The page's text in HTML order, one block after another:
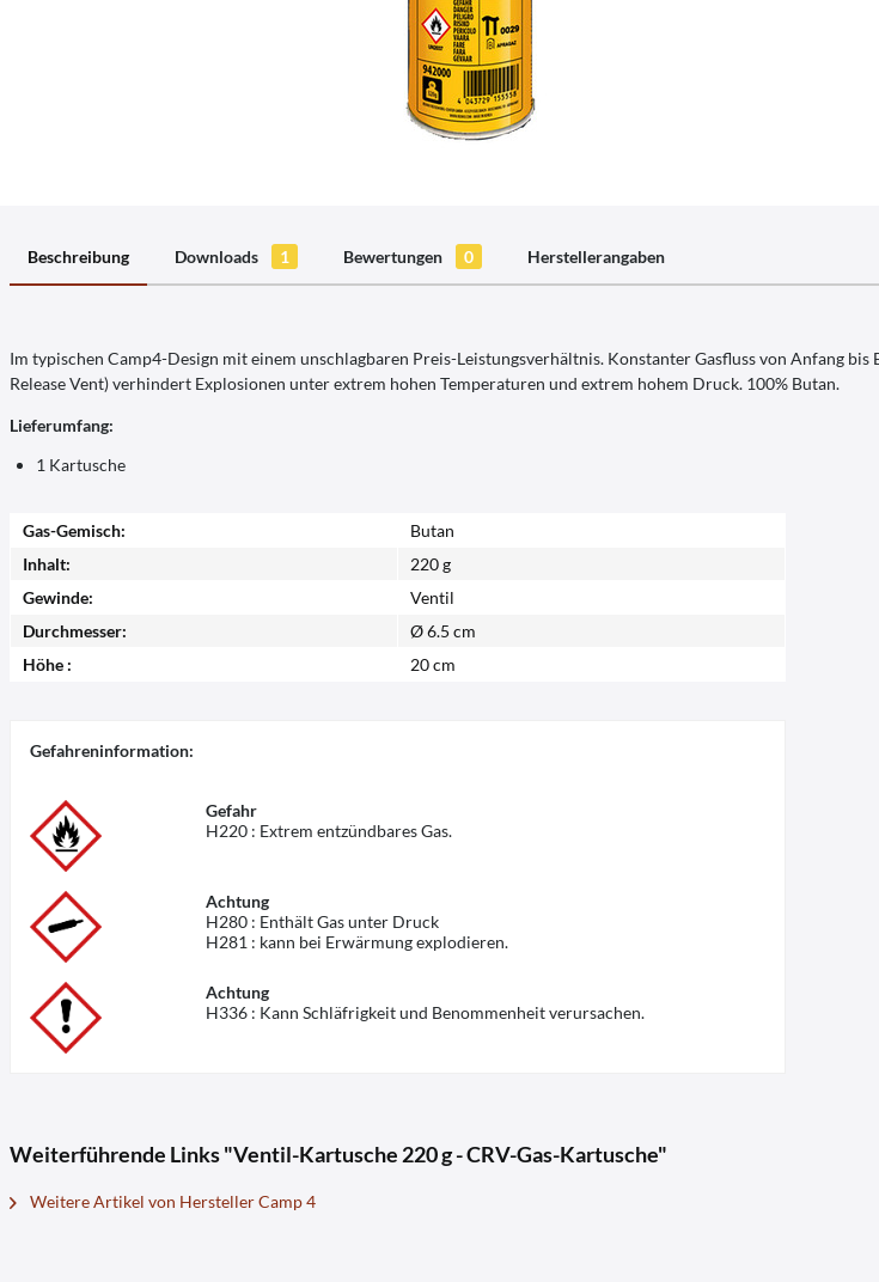
Beschreibung Downloads 1 Bewertungen 0 Herstellerangaben
Im typischen Camp4-Design mit einem unschlagbaren Preis-Leistungsverhältnis. Konstanter Gasfluss von Anfang
Release Vent) verhindert Explosionen unter extrem hohen Temperaturen und extrem hohem Druck. 100% Butan.
Lieferumfang:
1 Kartusche
Gas-Gemisch:
Butan
Inhalt:
220 g
Gewinde:
Ventil
Durchmesser:
Ø 6.5 cm
Höhe :
20 cm
Gefahreninformation:
Gefahr
H220 : Extrem entzündbares Gas.
Achtung
H280 : Enthält Gas unter Druck
H281 : kann bei Erwärmung explodieren.
Achtung
H336 : Kann Schläfrigkeit und Benommenheit verursachen.
Weiterführende Links "Ventil-Kartusche 220 g - CRV-Gas-Kartusche"
Weitere Artikel von Hersteller Camp 4